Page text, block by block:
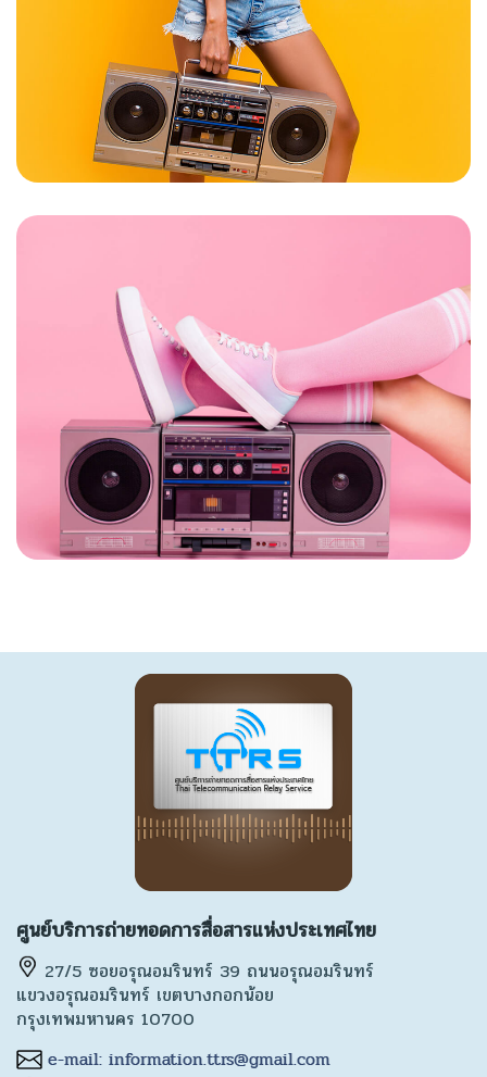
ศูนย์บริการถ่ายทอดการสื่อสารแห่งประเทศไทย
27/5 ซอยอรุณอมรินทร์ 39 ถนนอรุณอมรินทร์
แขวงอรุณอมรินทร์ เขตบางกอกน้อย
กรุงเทพมหานคร 10700